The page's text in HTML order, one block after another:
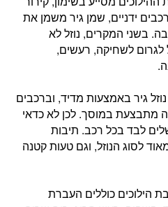
ידניים, שמן גיר משמן את
בשני המקרים, נוזל לא
לגרום לשחיקה, רעשים,
גיר באמצעות מדיד, וברכבים
מתבצעת במוסך. לכן לא כדאי
לבד בכל רכב. תיבות
לסוג הנוזל, וגם טעות קטנה
הילוכים כוללים העברת